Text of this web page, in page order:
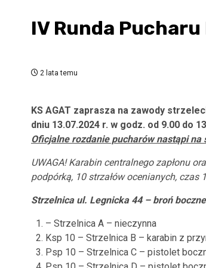
IV Runda
2 lata temu
KS AGAT zaprasza na zawody
dniu 13.07.2024 r. w godz. od 9.00 do
Oficjalne rozdanie pucharów nastąpi
UWAGA! Karabin centralnego zapłonu
podpórką, 10 strzałów ocenianych, czas
Strzelnica ul. Legnicka 44 – broń
– Strzelnica A – nieczynna
Ksp 10 – Strzelnica B – karabin z
Psp 10 – Strzelnica C – pistolet